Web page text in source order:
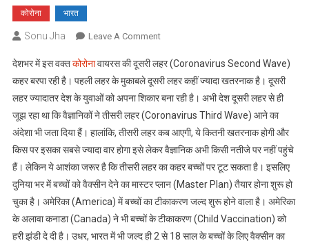
कोरोना भारत
Sonu Jha Leave A CommentOn
Third
Wave:
भारत
में
भी
जल्द
आएगा
बच्चों
का
देशभर में इस वक्तकोरोनावायरस की दूसरी लहर (Coronavirus Second Wave)
कहर बरपा रही है। पहली लहर के मुकाबले दूसरी लहर कहीं ज्यादा खतरनाक है। दूसरी
लहर ज्यादातर देश के युवाओं को अपना शिकार बना रही है। अभी देश दूसरी लहर से ही
जूझ रहा था कि वैज्ञानिकों ने तीसरी लहर (Coronavirus Third Wave) आने का
अंदेशा भी जता दिया हैं। हालांकि, तीसरी लहर कब आएगी, ये कितनी खतरनाक होगी और
किस पर इसका सबसे ज्यादा वार होगा इसे लेकर वैज्ञानिक अभी किसी नतीजे पर नहीं पहुंचे
हैं। लेकिन ये आशंका जरूर है कि तीसरी लहर का कहर बच्चों पर टूट सकता है। इसलिए
दुनिया भर में बच्चों को वैक्सीन देने का मास्टर प्लान (Master Plan) तैयार होना शुरू हो
चुका है। अमेरिका (America) में बच्चों का टीकाकरण जल्द शुरू होने वाला है। अमेरिका
के अलावा कनाडा (Canada) ने भी बच्चों के टीकाकरण (Child Vaccination) को
हरी झंडी दे दी है। उधर, भारत में भी जल्द ही 2 से 18 साल के बच्चों के लिए वैक्सीन का